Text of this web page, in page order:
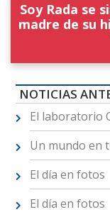
Soy Rada se
madre de su
NOTICIAS
El laboratorio
Un mundo en
El día en fotos
El día en fotos